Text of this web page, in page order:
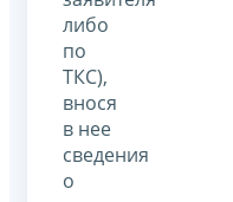
либо
по
ТКС),
внося
в нее
сведения
о